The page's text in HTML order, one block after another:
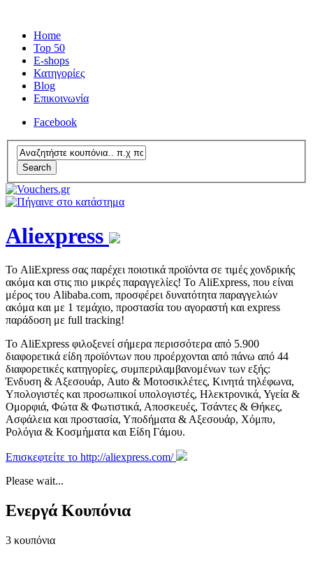
Home
Top 50
E-shops
Κατηγορίες
Blog
Επικοινωνία
Facebook
Search
Aliexpress
Το AliExpress σας παρέχει ποιοτικά προϊόντα σε τιμές χονδρικής
ακόμα και στις πιο μικρές παραγγελίες! Το AliExpress, που είναι
μέρος του Alibaba.com, προσφέρει δυνατότητα παραγγελιών
ακόμα και με 1 τεμάχιο, προστασία του αγοραστή και express
παράδοση με full tracking!
Το AliExpress φιλοξενεί σήμερα περισσότερα από 5.900
διαφορετικά είδη προϊόντων που προέρχονται από πάνω από 44
διαφορετικές κατηγορίες, συμπεριλαμβανομένων των εξής:
Ένδυση & Αξεσουάρ, Auto & Μοτοσικλέτες, Κινητά τηλέφωνα,
Υπολογιστές και προσωπικοί υπολογιστές, Ηλεκτρονικά, Υγεία &
Ομορφιά, Φώτα & Φωτιστικά, Αποσκευές, Τσάντες & Θήκες,
Ασφάλεια και προστασία, Υποδήματα & Αξεσουάρ, Χόμπυ,
Ρολόγια & Κοσμήματα και Είδη Γάμου.
Επισκεφτείτε το http://aliexpress.com/
Please wait...
Ενεργά Κουπόνια
3 κουπόνια